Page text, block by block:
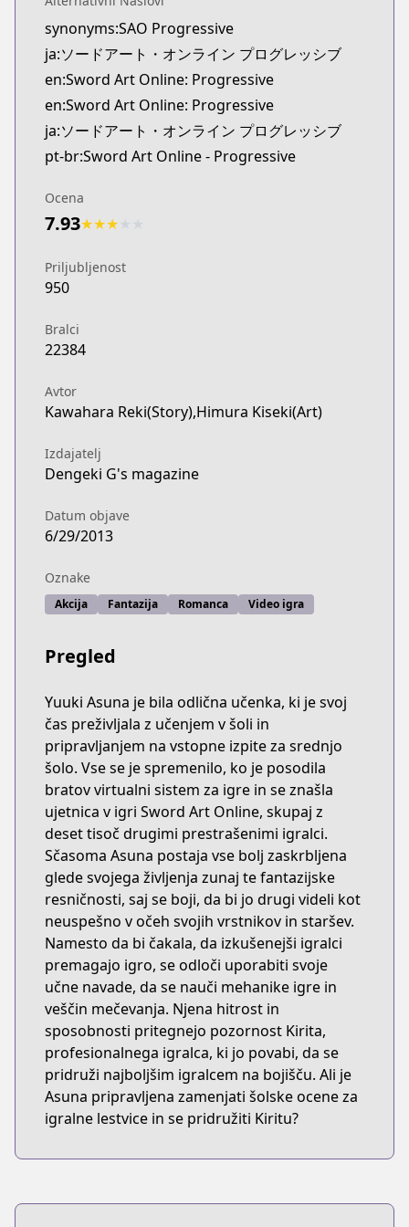
synonyms:SAO Progressive
ja:ソードアート・オンライン プログレッシブ
en:Sword Art Online: Progressive
en:Sword Art Online: Progressive
ja:ソードアート・オンライン プログレッシブ
pt-br:Sword Art Online - Progressive
Ocena
7.93★★★
Priljubljenost
950
Bralci
22384
Avtor
Kawahara Reki(Story),Himura Kiseki(Art)
Izdajatelj
Dengeki G's magazine
Datum objave
6/29/2013
Oznake
Akcija Fantazija Romanca Video igra
Pregled
Yuuki Asuna je bila odlična učenka, ki je svoj
čas preživljala z učenjem v šoli in
pripravljanjem na vstopne izpite za srednjo
šolo. Vse se je spremenilo, ko je posodila
bratov virtualni sistem za igre in se znašla
ujetnica v igri Sword Art Online, skupaj z
deset tisoč drugimi prestrašenimi igralci.
Sčasoma Asuna postaja vse bolj zaskrbljena
glede svojega življenja zunaj te fantazijske
resničnosti, saj se boji, da bi jo drugi videli kot
neuspešno v očeh svojih vrstnikov in staršev.
Namesto da bi čakala, da izkušenejši igralci
premagajo igro, se odloči uporabiti svoje
učne navade, da se nauči mehanike igre in
veščin mečevanja. Njena hitrost in
sposobnosti pritegnejo pozornost Kirita,
profesionalnega igralca, ki jo povabi, da se
pridruži najboljšim igralcem na bojišču. Ali je
Asuna pripravljena zamenjati šolske ocene za
igralne lestvice in se pridružiti Kiritu?